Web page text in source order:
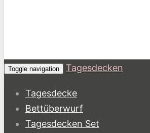
Toggle navigation Tagesdecken
Tagesdecke
Bettüberwurf
Tagesdecken Set